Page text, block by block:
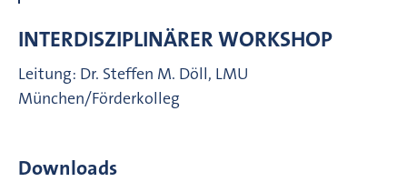
INTERDISZIPLINÄRER WORKSHOP
Leitung: Dr. Steffen M. Döll, LMU
München/Förderkolleg
Downloads